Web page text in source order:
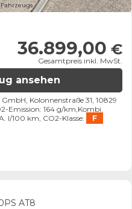
36.899,00 €
Gesamtpreis inkl. MwSt.
ansehen
Kolonnenstraße 31, 10829
Emission: 164 g/km, Kombi.
l/100 km, CO2-Klasse: F
AT8